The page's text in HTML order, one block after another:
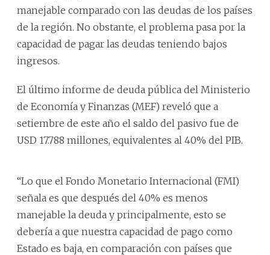
manejable comparado con las deudas de los países
de la región. No obstante, el problema pasa por la
capacidad de pagar las deudas teniendo bajos
ingresos.
El último informe de deuda pública del Ministerio
de Economía y Finanzas (MEF) reveló que a
setiembre de este año el saldo del pasivo fue de
USD 17.788 millones, equivalentes al 40% del PIB.
“Lo que el Fondo Monetario Internacional (FMI)
señala es que después del 40% es menos
manejable la deuda y principalmente, esto se
debería a que nuestra capacidad de pago como
Estado es baja, en comparación con países que